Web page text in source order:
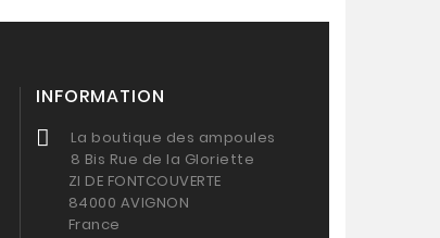
INFORMATION
La boutique des ampoules
8 Bis Rue de la Gloriette
ZI DE FONTCOUVERTE
84000 AVIGNON
France